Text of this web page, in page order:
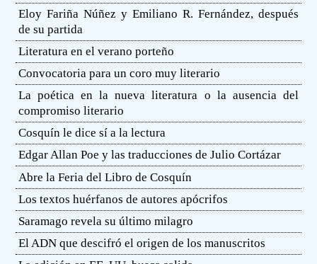
Eloy Fariña Núñez y Emiliano R. Fernández, después
de su partida
Literatura en el verano porteño
Convocatoria para un coro muy literario
La poética en la nueva literatura o la ausencia del
compromiso literario
Cosquín le dice sí a la lectura
Edgar Allan Poe y las traducciones de Julio Cortázar
Abre la Feria del Libro de Cosquín
Los textos huérfanos de autores apócrifos
Saramago revela su último milagro
El ADN que descifró el origen de los manuscritos